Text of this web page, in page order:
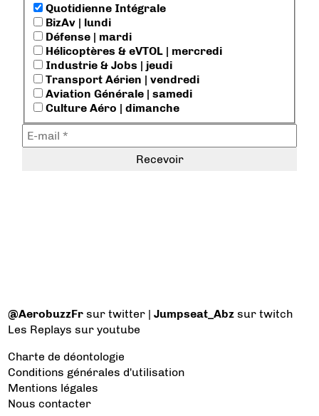
Quotidienne Intégrale
BizAv | lundi
Défense | mardi
Hélicoptères & eVTOL | mercredi
Industrie & Jobs | jeudi
Transport Aérien | vendredi
Aviation Générale | samedi
Culture Aéro | dimanche
@AerobuzzFr sur twitter |Jumpseat_Abz sur twitch
Les Replays sur youtube
Charte de déontologie
Conditions générales d'utilisation
Mentions légales
Nous contacter